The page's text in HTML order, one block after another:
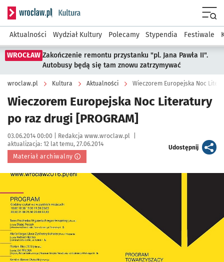
Serwis informacyjny wroclaw.pl podserwis: Kultura
Aktualności Wydział Kultury Polecamy Stypendia Festiwale
WROCŁAW Zakończenie remontu przystanku "pl. Jana Pawła II".
Autobusy będą się tam znowu zatrzymywać
wroclaw.pl Kultura Aktualności Wieczorem Europejska Noc
Wieczorem Europejska Noc Literatury
po raz drugi [PROGRAM]
Data publikacji:
03.06.2014 00:00 | Autor:
Redakcja www.wroclaw.pl
aktualizacja: 12 lat temu, 27.06.2014
Materiał archiwalny
Udostępnijartykuł
Kliknij, aby powiększyć